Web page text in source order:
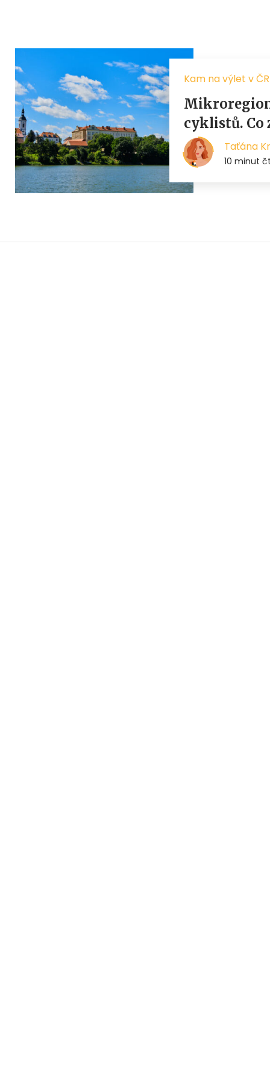
Kam na výlet v ČR
cyklistů. Co
Taťána
10 minut